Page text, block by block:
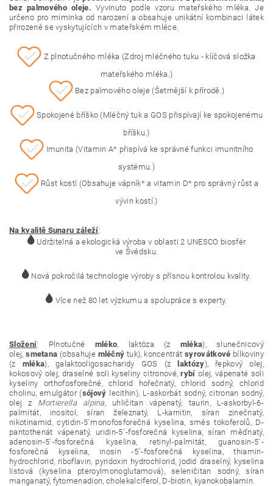
bez palmového oleje. Vyvinuto podle vzoru mateřského mléka. Je
určeno pro miminka od narození a obsahuje unikátní kombinaci látek
přirozeně se vyskytujících v mateřském mléce.
Z plnotučného mléka (Zdroj mléčného tuku - klíčová složka
mateřského mléka.)
Bez palmového oleje (Šetrnější k přírodě.)
Spokojené bříško (Mléčný tuk a GOS přispívají ke spokojenému
bříšku.)
Imunita (Vitamin A* přispívá ke správné funkci imunitního
systému.)
Růst kostí (Obsahuje vápník* a vitamin D* pro správný růst a
vývin kostí.)
Na kvalitě Sunaru záleží:
Udržitelná a ekologická výroba v oblasti 2 UNESCO biosfér
ve Švédsku.
Nová pokročilá technologie výroby s přísnou kontrolou kvality.
Více než 80 let výzkumu a spolupráce s experty.
Složení: Plnotučné mléko, laktóza (z mléka), slunečnicový
olej,smetana (obsahuje mléčný tuk), koncentrátsyrovátkové bílkoviny
(z mléka), galaktooligosacharidy GOS (z laktózy), řepkový olej,
kokosový olej, draselné soli kyseliny citronové,rybí olej, vápenaté soli
kyseliny orthofosforečné, chlorid hořečnatý, chlorid sodný, chlorid
cholinu, emulgátor (sójový lecithin), L-askorbát sodný, citronan sodný,
olej z Mortierella alpina, uhličitan vápenatý, taurin, L-askorbyl-6-
palmitát, inositol, síran železnatý, L-karnitin, síran zinečnatý,
nikotinamid, cytidin-5´monofosforečná kyselina, směs tokoferolů, D-
pantothenát vápenatý, uridin-5´-fosforečná kyselina, síran měďnatý,
adenosin-5´-fosforečná kyselina, retinyl-palmitát, guanosin-5´-
fosforečná kyselina, inosin -5´-fosforečná kyselina, thiamin-
hydrochlorid, riboflavin, pyridoxin hydrochlorid, jodid draselný, kyselina
listová (kyselina pteroylmonoglutamová), seleničitan sodný, síran
manganatý, fytomenadion, cholekalciferol, D-biotin, kyanokobalamin.